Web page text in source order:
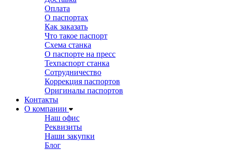
Оплата
О паспортах
Как заказать
Что такое паспорт
Схема станка
О паспорте на пресс
Техпаспорт станка
Сотрудничество
Коррекция паспортов
Оригиналы паспортов
Контакты
О компании
Наш офис
Реквизиты
Наши закупки
Блог